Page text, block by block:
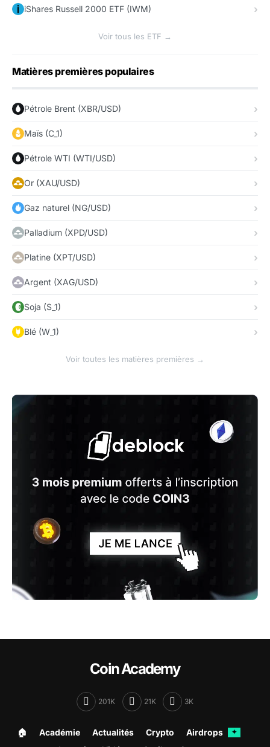
iShares Russell 2000 ETF (IWM)
Voir tous les ETF →
Matières premières populaires
Pétrole Brent (XBR/USD)
Maïs (C_1)
Pétrole WTI (WTI/USD)
Or (XAU/USD)
Gaz naturel (NG/USD)
Palladium (XPD/USD)
Platine (XPT/USD)
Argent (XAG/USD)
Soja (S_1)
Blé (W_1)
Voir toutes les matières premières →
Coin Academy
201K 21K 3K
🏠︎ Académie Actualités Crypto Airdrops ✦